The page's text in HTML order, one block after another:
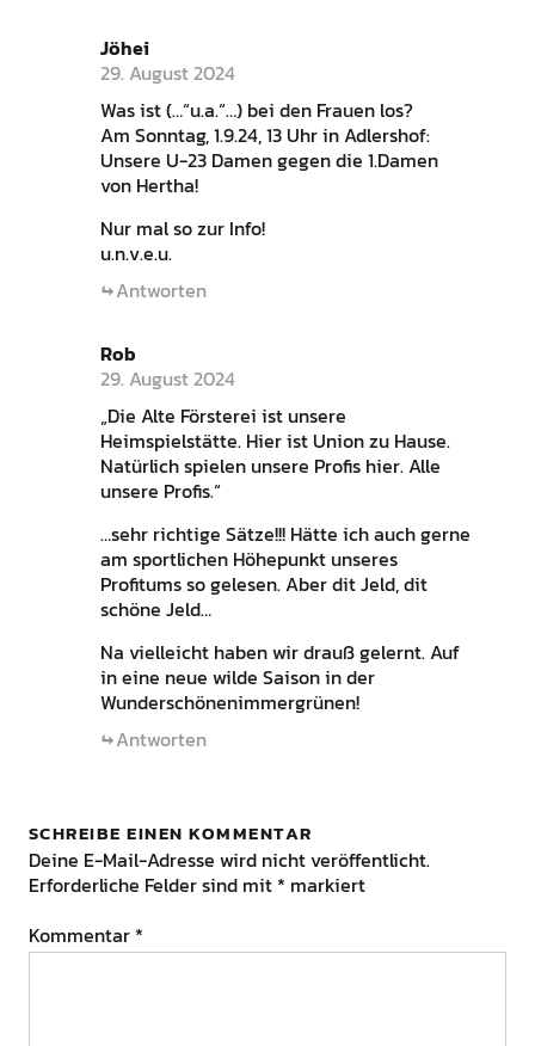
Jöhei
29. August 2024
Was ist (…“u.a.“…) bei den Frauen los?
Am Sonntag, 1.9.24, 13 Uhr in Adlershof:
Unsere U-23 Damen gegen die 1.Damen
von Hertha!
Nur mal so zur Info!
u.n.v.e.u.
Antworten
Rob
29. August 2024
„Die Alte Försterei ist unsere
Heimspielstätte. Hier ist Union zu Hause.
Natürlich spielen unsere Profis hier. Alle
unsere Profis.“
…sehr richtige Sätze!!! Hätte ich auch gerne
am sportlichen Höhepunkt unseres
Profitums so gelesen. Aber dit Jeld, dit
schöne Jeld…
Na vielleicht haben wir drauß gelernt. Auf
in eine neue wilde Saison in der
Wunderschönenimmergrünen!
Antworten
SCHREIBE EINEN KOMMENTAR
Deine E-Mail-Adresse wird nicht veröffentlicht.
Erforderliche Felder sind mit * markiert
Kommentar *